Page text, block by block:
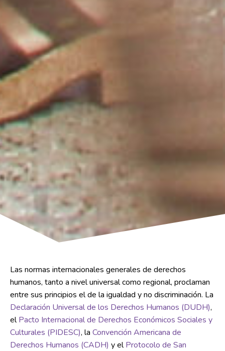
Las normas internacionales generales de derechos
humanos, tanto a nivel universal como regional, proclaman
entre sus principios el de la igualdad y no discriminación. La
Declaración Universal de los Derechos Humanos (DUDH),
elPacto Internacional de Derechos Económicos Sociales y
Culturales (PIDESC), la Convención Americana de
Derechos Humanos (CADH) y elProtocolo de San